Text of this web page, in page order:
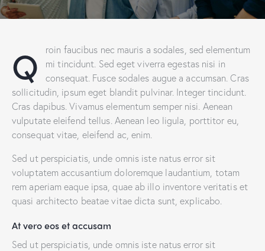
Q
roin faucibus nec mauris a sodales, sed elementum
mi tincidunt. Sed eget viverra egestas nisi in
consequat. Fusce sodales augue a accumsan. Cras
sollicitudin, ipsum eget blandit pulvinar. Integer tincidunt.
Cras dapibus. Vivamus elementum semper nisi. Aenean
vulputate eleifend tellus. Aenean leo ligula, porttitor eu,
consequat vitae, eleifend ac, enim.
Sed ut perspiciatis, unde omnis iste natus error sit
voluptatem accusantium doloremque laudantium, totam
rem aperiam eaque ipsa, quae ab illo inventore veritatis et
quasi architecto beatae vitae dicta sunt, explicabo.
At vero eos et accusam
Sed ut perspiciatis, unde omnis iste natus error sit